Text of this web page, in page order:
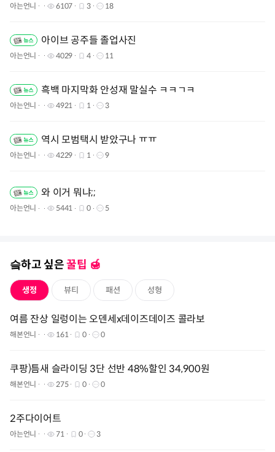
아는언니 6107 3 18
아이브 공주들 졸업사진
아는언니 4029 4 11
흑백 마지막화 안성재 말실수 ㅋㅋㄱㅋ
아는언니 4921 1 3
역시 모범택시 받았구나 ㅠㅠ
아는언니 4229 1 9
와 이거 뭐냐;;
아는언니 5441 0 5
슼하고 싶은꿀팁 🍯️
생정 뷰티 패션 성형
여름 잔상 일렁이는 오덴세x데이즈데이즈 콜라보
해본언니 161 0 0
쿠팡)틈새 슬라이딩 3단 선반 48%할인 34,900원
해본언니 275 0 0
2주다이어트
아는언니 71 0 3